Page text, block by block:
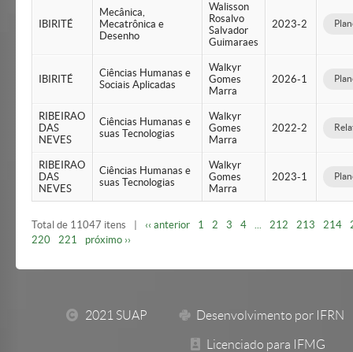
IBIRITÉ
Mecânica,
Mecatrônica e
Desenho
Walisson
Rosalvo
Salvador
Guimaraes
2023-2
IBIRITÉ
Ciências Humanas e
Sociais Aplicadas
Walkyr
Gomes
Marra
2026-1
RIBEIRAO
DAS
NEVES
Ciências Humanas e
suas Tecnologias
Walkyr
Gomes
Marra
2022-2
RIBEIRAO
DAS
NEVES
Ciências Humanas e
suas Tecnologias
Walkyr
Gomes
Marra
2023-1
Total de 11047 itens ‹‹ anterior 1 2 3 4 ... 212 213 214
220
221 próximo ››
2021 SUAP Desenvolvimento por IFRN
Licenciado para IFMG